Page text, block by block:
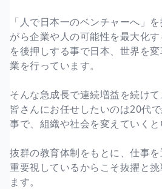
「人で日本一のベンチャーへ」
がら企業や人の可能性を最大化
を後押しする事で日本、世界を
業を行っています。
そんな急成長で連続増益を続け
皆さんにお任せしたいのは20代
事で、組織や社会を変えていくと
抜群の教育体制をもとに、仕事
重要視しているからこそ抜擢と
ます。